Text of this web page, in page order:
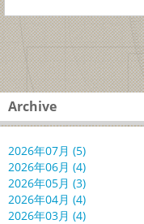
Archive
2026年07月 (5)
2026年06月 (4)
2026年05月 (3)
2026年04月 (4)
2026年03月 (4)